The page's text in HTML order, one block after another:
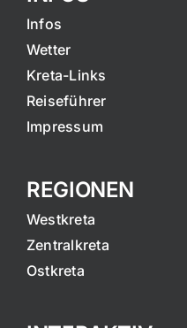
Infos
Wetter
Kreta-Links
Reiseführer
Impressum
REGIONEN
Westkreta
Zentralkreta
Ostkreta